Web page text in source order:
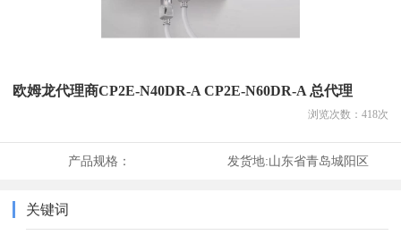
欧姆龙代理商CP2E-N40DR-A CP2E-N60DR-A 总代理
浏览次数： 418次
产品规格： 发货地:山东省青岛城阳区
关键词